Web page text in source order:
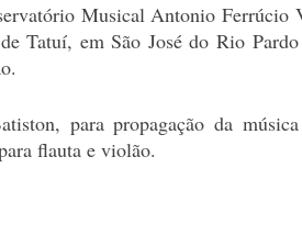
Musical Antonio Ferrúcio
Tatuí, em São José do Rio Pardo
para propagação da
flauta e violão.